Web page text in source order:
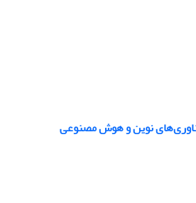
نوین و هوش مصنوعی